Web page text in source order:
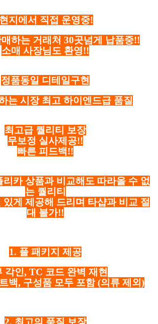
현지에서 직접 운영중!
하는 거래처 30곳넘게 납품중!!
소매 사장님도 환영!!
정품동일 디테일구현
는 시장 최고 하이엔드급 품질
최고급 퀄리티 보장
무보정 실사제공!!
빠른 피드백!!
리카 상품과 비교해도 따라올 수 없
는 퀄리티
있게 제공해 드리며 타샵과 비교 절
대 불가!!
1. 풀 패키지 제공
각인, TC 코드 완벽 재현
백, 구성품 모두 포함 (의류 제외)